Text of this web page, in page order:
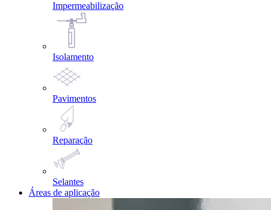
Impermeabilização
Isolamento
Pavimentos
Reparação
Selantes
Áreas de aplicação